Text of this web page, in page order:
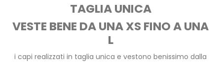
TAGLIA UNICA
VESTE BENE DA UNA XS FINO A UNA
L
i capi realizzati in taglia unica e vestono benissimo dalla